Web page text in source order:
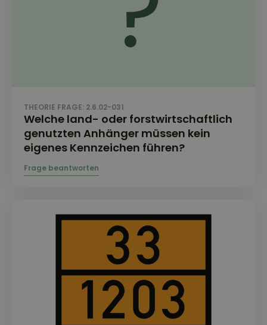
THEORIE FRAGE: 2.6.02-031
Welche land- oder forstwirtschaftlich
genutzten Anhänger müssen kein
eigenes Kennzeichen führen?